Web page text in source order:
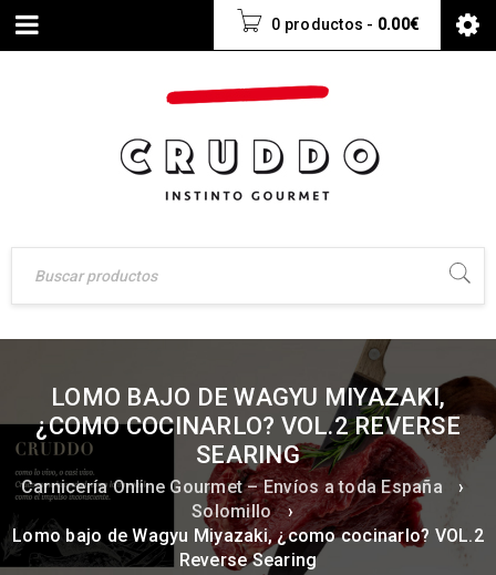
0 productos - 0.00€
LOMO BAJO DE WAGYU MIYAZAKI,
¿COMO COCINARLO? VOL.2 REVERSE
SEARING
Carnicería Online Gourmet – Envíos a toda España
›
Solomillo
›
Lomo bajo de Wagyu Miyazaki, ¿como cocinarlo? VOL.2
Reverse Searing